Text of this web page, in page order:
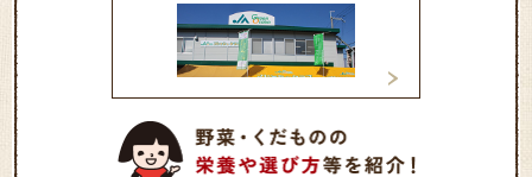
ＪＡグリーン大阪「フレッ
シュ・クラブ吉田店」
ＪＡグリーン大
シュ・クラブ本店